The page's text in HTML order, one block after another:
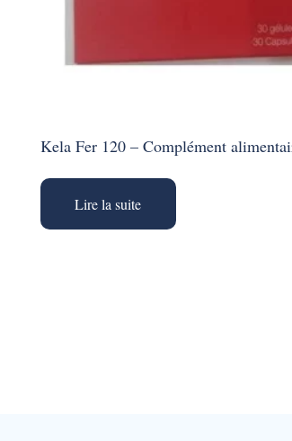
Kela Fer 120 – Complément
Lire la suite